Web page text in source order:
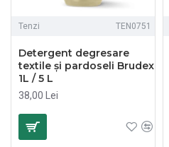
Tenzi TEN0751
Detergent degresare
textile și pardoseli Brudex
1L / 5 L
38,00 Lei